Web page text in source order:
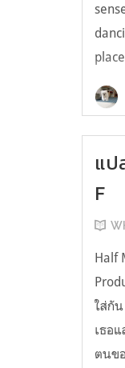
แป
F
Half
ใส่กั
เธอ
ตนข